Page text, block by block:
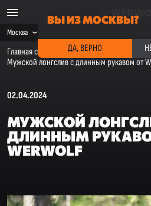
Москва
Главная страница · Новости компании
·
Мужской лонгслив с длинным рукавом от
02.04.2024
МУЖСКОЙ
ДЛИННЫМ
WERWOLF
ВЫ ИЗ МОСКВЫ?
ДА, ВЕРНО